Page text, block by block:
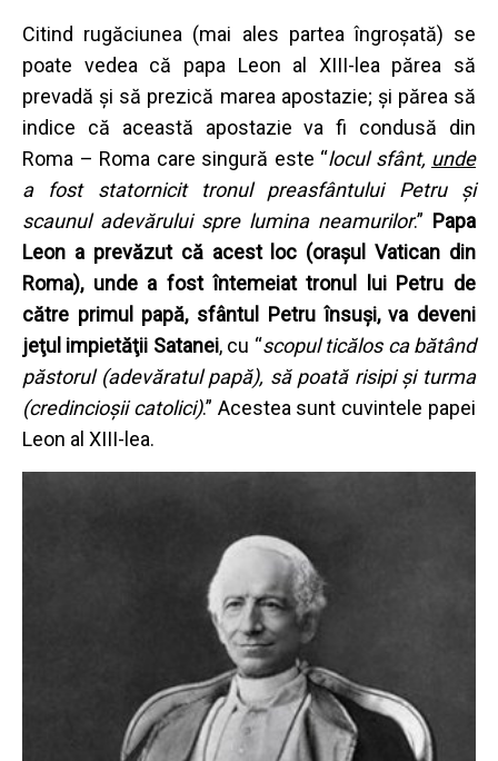
Citind rugăciunea (mai ales partea îngroşată) se
poate vedea că papa Leon al XIII-lea părea să
prevadă şi să prezică marea apostazie; şi părea să
indice că această apostazie va fi condusă din
Roma – Roma care singură este “locul sfânt, unde
a fost statornicit tronul preasfântului Petru şi
scaunul adevărului spre lumina neamurilor.” Papa
Leon a prevăzut că acest loc (oraşul Vatican din
Roma), unde a fost întemeiat tronul lui Petru de
către primul papă, sfântul Petru însuşi, va deveni
jeţul impietăţii Satanei, cu “scopul ticălos ca bătând
păstorul (adevăratul papă), să poată risipi şi turma
(credincioşii catolici).” Acestea sunt cuvintele papei
Leon al XIII-lea.